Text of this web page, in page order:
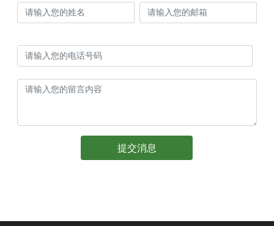
提交消息
yuexing@cndetergent.com
059586830588